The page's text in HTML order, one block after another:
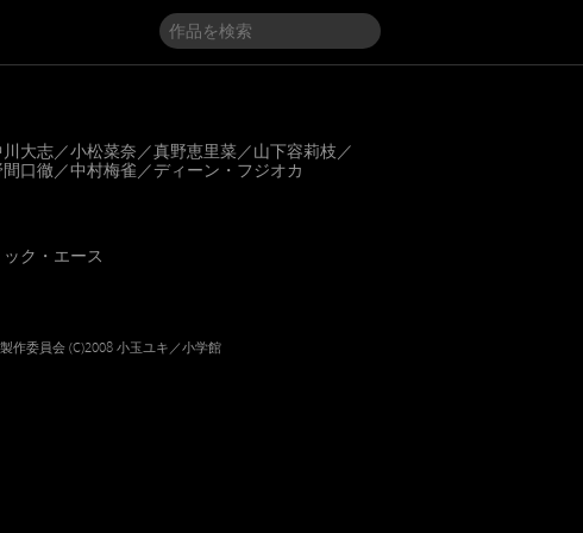
大志／小松菜奈／真野恵里菜／山下容莉枝／
口徹／中村梅雀／ディーン・フジオカ
ク・エース
作委員会 (C)2008 小玉ユキ／小学館